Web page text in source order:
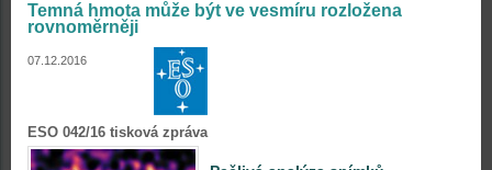
Temná hmota může být ve vesmíru rozložena
rovnoměrněji
07.12.2016
ESO 042/16 tisková zpráva